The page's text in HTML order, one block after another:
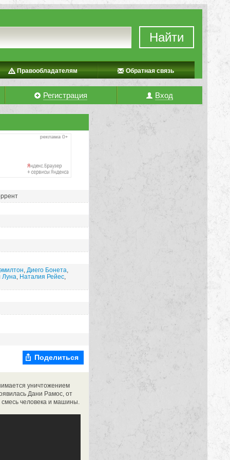
Найти
Правообладателям Обратная связь
Регистрация Вход
, Диего Бонета,
Луна, Наталия Рейес,
Поделиться
уничтожением
Дани Рамос, от
смесь человека и машины.